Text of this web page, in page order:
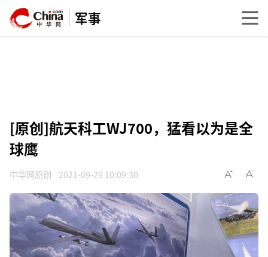
军事
[原创]航天科工WJ700，猛看以为是全
球鹰
中华网原创 2021-09-29 10:09:30